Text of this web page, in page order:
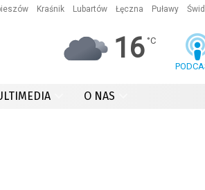
Kraśnik Lubartów Łęczna Puławy
16 °C
O NAS